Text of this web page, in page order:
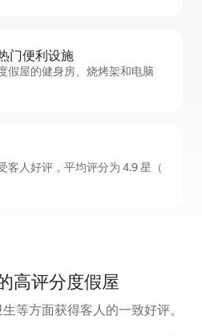
门便利设施
假屋的健身房、烧烤架和电脑
客人好评，平均评分为 4.9 星（
高评分度假屋
等方面获得客人的一致好评。